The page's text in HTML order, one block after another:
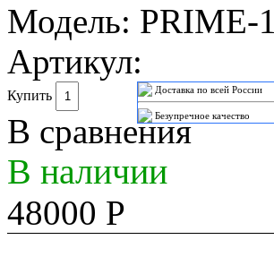
Модель: PRIME-1
Артикул:
Доставка по всей России
Безупречное качество
Купить
В сравнения
В наличии
48000 Р